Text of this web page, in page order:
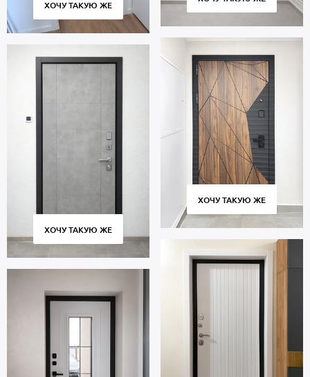
во все районы Москвы и Московской области, установка «под
ключ». Гарантийный период 5 лет.
ХОЧУ ТАКУЮ ЖЕ
ХОЧУ ТАКУЮ ЖЕ
ХОЧУ ТАКУЮ ЖЕ